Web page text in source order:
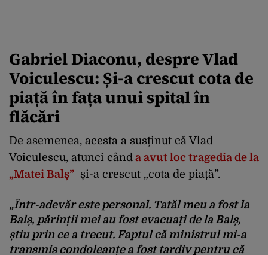
Gabriel Diaconu, despre Vlad
Voiculescu: Și-a crescut cota de
piață în fața unui spital în
flăcări
De asemenea, acesta a susținut că Vlad
Voiculescu, atunci când a avut loc tragedia de la
„Matei Balș” și-a crescut „cota de piață”.
„Într-adevăr este personal. Tatăl meu a fost la
Balș, părinții mei au fost evacuați de la Balș,
știu prin ce a trecut. Faptul că ministrul mi-a
transmis condoleanțe a fost tardiv pentru că